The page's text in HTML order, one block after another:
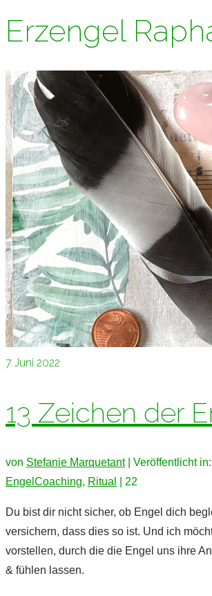
Erzengel
7 Juni 2022
13 Zeichen der
von Stefanie Marquetant| Veröffentlicht in:
EngelCoaching, Ritual 22
Du bist dir nicht sicher, ob Engel dich
versichern, dass dies so ist. Und ich
vorstellen, durch die die Engel uns ihre
& fühlen lassen.